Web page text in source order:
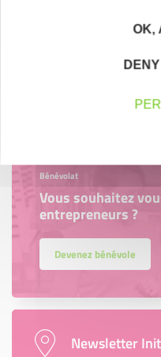
Vous souhaitez
Bénévolat
Vous souhaitez
entrepreneurs ?
Devenez bénévole
Newsletter
OK,